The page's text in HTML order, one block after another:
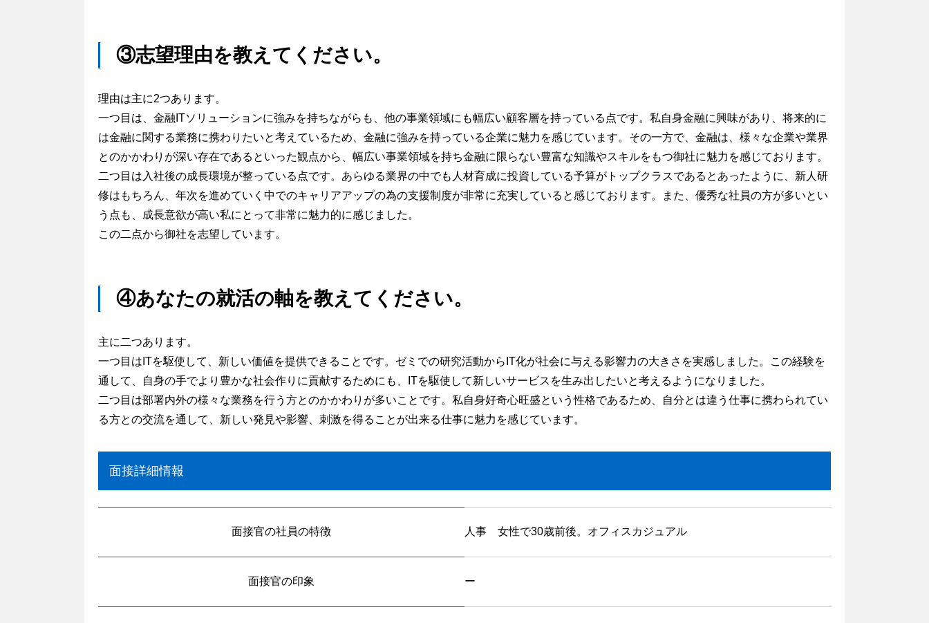
③志望理由を教えてください。
理由は主に2つあります。
一つ目は、金融ITソリューションに強みを持ちながらも、他の事業領域にも幅広い顧客層を持っている点です。私自身金融に興味があり、将来的に
は金融に関する業務に携わりたいと考えているため、金融に強みを持っている企業に魅力を感じています。その一方で、金融は、様々な企業や業界
とのかかわりが深い存在であるといった観点から、幅広い事業領域を持ち金融に限らない豊富な知識やスキルをもつ御社に魅力を感じております。
二つ目は入社後の成長環境が整っている点です。あらゆる業界の中でも人材育成に投資している予算がトップクラスであるとあったように、新人研
修はもちろん、年次を進めていく中でのキャリアアップの為の支援制度が非常に充実していると感じております。また、優秀な社員の方が多いとい
う点も、成長意欲が高い私にとって非常に魅力的に感じました。
この二点から御社を志望しています。
④あなたの就活の軸を教えてください。
主に二つあります。
一つ目はITを駆使して、新しい価値を提供できることです。ゼミでの研究活動からIT化が社会に与える影響力の大きさを実感しました。この経験を
通して、自身の手でより豊かな社会作りに貢献するためにも、ITを駆使して新しいサービスを生み出したいと考えるようになりました。
二つ目は部署内外の様々な業務を行う方とのかかわりが多いことです。私自身好奇心旺盛という性格であるため、自分とは違う仕事に携わられてい
る方との交流を通して、新しい発見や影響、刺激を得ることが出来る仕事に魅力を感じています。
面接詳細情報
面接官の社員の特徴 人事 女性で30歳前後。オフィスカジュアル
面接官の印象 ー